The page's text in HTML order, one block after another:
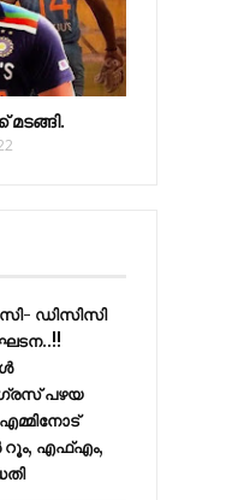
ഡിസിസി
പഴയ
റൂം, എഫ്‌എം,